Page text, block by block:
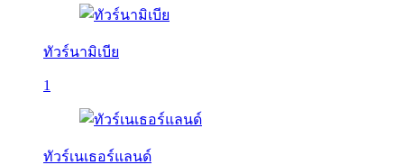
ทัวร์นามิเบีย
1
ทัวร์เนเธอร์แลนด์